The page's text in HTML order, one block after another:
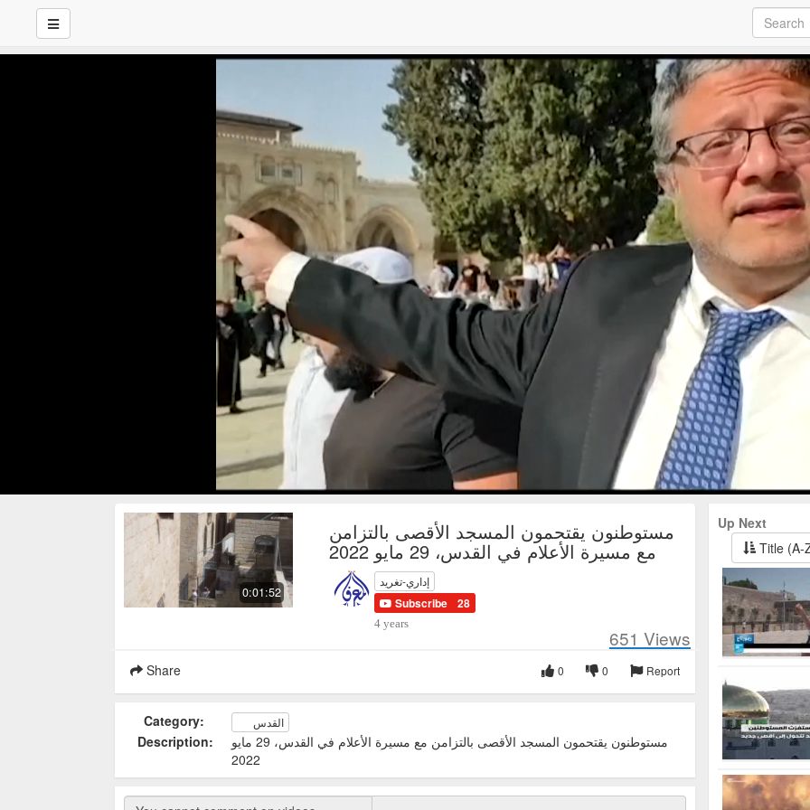
0:01:52
مستوطنون يقتحمون المسجد الأقصى بالتزامن
مع مسيرة الأعلام في القدس، 29 مايو 2022
إداري-تغريد
Subscribe 28
4 years
651 Views
Share Report
0
0
Category: القدس
Description:
مستوطنون يقتحمون المسجد الأقصى بالتزامن مع مسيرة الأعلام في القدس، 29 مايو
2022
Up Next
Title (A-